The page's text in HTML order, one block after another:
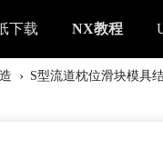
下载 NX教程
› S型流道枕位滑块模具